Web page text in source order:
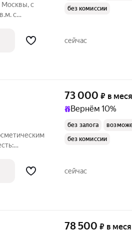
Москвы, с
с
без комиссии
сейчас
73 000 ₽ в
Вернём 10%
без залога
без комиссии
сейчас
78 500 ₽ в